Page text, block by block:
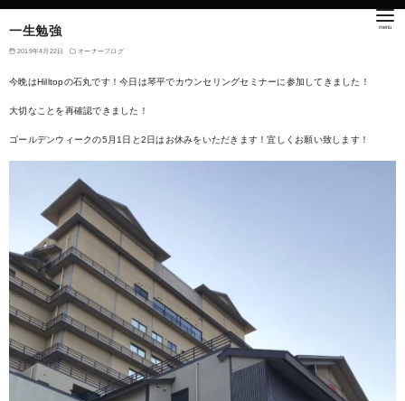
一生勉強
2019年4月22日 オーナーブログ
今晩はHilltopの石丸です！今日は琴平でカウンセリングセミナーに参加してきました！
大切なことを再確認できました！
ゴールデンウィークの5月1日と2日はお休みをいただきます！宜しくお願い致します！